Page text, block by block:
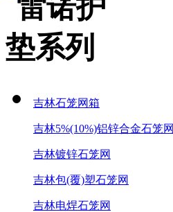
吉林石笼网箱
吉林5%(10%)铝锌合金石笼网
吉林镀锌石笼网
吉林包(覆)塑石笼网
吉林电焊石笼网